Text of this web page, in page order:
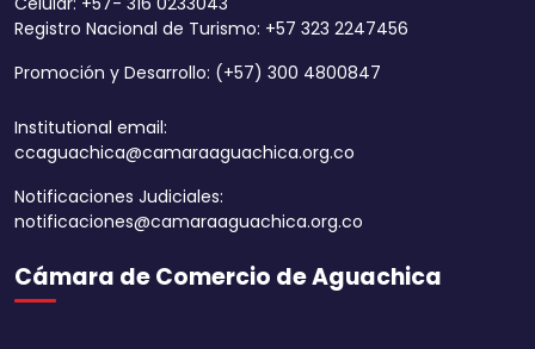
Registro Nacional de Turismo: +57 323 2247456
Promoción y Desarrollo: (+57) 300 4800847
Institutional email:
ccaguachica@camaraaguachica.org.co
Notificaciones Judiciales:
notificaciones@camaraaguachica.org.co
Cámara de Comercio de Aguachica
Aumentar